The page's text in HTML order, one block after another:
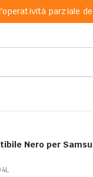
parziale
Nero per